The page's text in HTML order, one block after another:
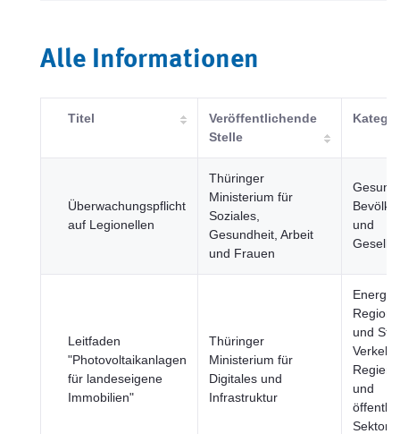
Alle Informationen
Titel
Veröffentlichende
Stelle
Überwachungspflicht
auf Legionellen
Thüringer
Ministerium für
Soziales,
Gesundheit, Arbeit
und Frauen
und
Leitfaden
"Photovoltaikanlagen
für landeseigene
Immobilien"
Thüringer
Ministerium für
Digitales und
Infrastruktur
Energie,
und
Verkehr,
und
Sektor,